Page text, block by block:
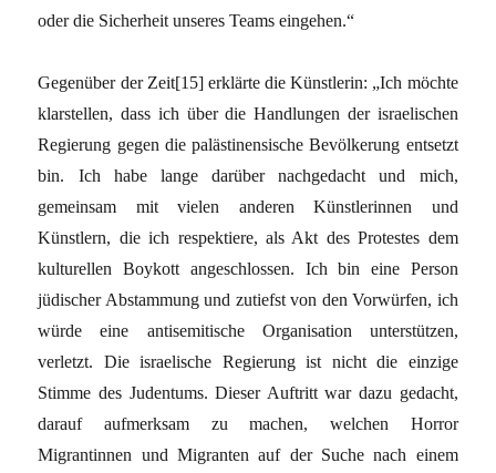
oder die Sicherheit unseres Teams eingehen.“
Gegenüber der Zeit[15] erklärte die Künstlerin: „Ich möchte
klarstellen, dass ich über die Handlungen der israelischen
Regierung gegen die palästinensische Bevölkerung entsetzt
bin. Ich habe lange darüber nachgedacht und mich,
gemeinsam mit vielen anderen Künstlerinnen und
Künstlern, die ich respektiere, als Akt des Protestes dem
kulturellen Boykott angeschlossen. Ich bin eine Person
jüdischer Abstammung und zutiefst von den Vorwürfen, ich
würde eine antisemitische Organisation unterstützen,
verletzt. Die israelische Regierung ist nicht die einzige
Stimme des Judentums. Dieser Auftritt war dazu gedacht,
darauf aufmerksam zu machen, welchen Horror
Migrantinnen und Migranten auf der Suche nach einem